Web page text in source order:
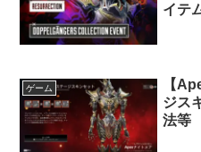
イテ
ゲーム
【
ジス
法等